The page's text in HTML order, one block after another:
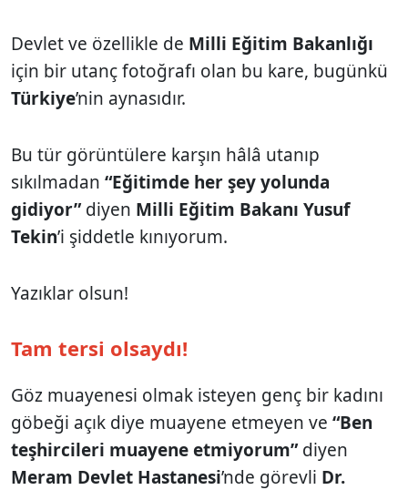
Devlet ve özellikle de Milli Eğitim Bakanlığı
için bir utanç fotoğrafı olan bu kare, bugünkü
Türkiye’nin aynasıdır.
Bu tür görüntülere karşın hâlâ utanıp
sıkılmadan “Eğitimde her şey yolunda
gidiyor”diyen Milli Eğitim Bakanı Yusuf
Tekin’i şiddetle kınıyorum.
Yazıklar olsun!
Tam tersi olsaydı!
Göz muayenesi olmak isteyen genç bir kadını
göbeği açık diye muayene etmeyen ve “Ben
teşhircileri muayene etmiyorum”diyen
Meram Devlet Hastanesi’nde görevli Dr.